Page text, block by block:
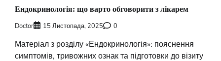
Ендокринологія: що варто обговорити з лікарем
Doctor 15 Листопада, 2025 0
Матеріал з розділу «Ендокринологія»: пояснення
симптомів, тривожних ознак та підготовки до візиту